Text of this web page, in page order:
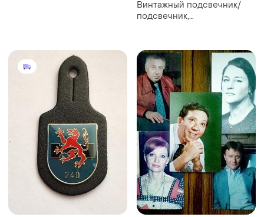
Винтажный подсвечник/
подсвечник,